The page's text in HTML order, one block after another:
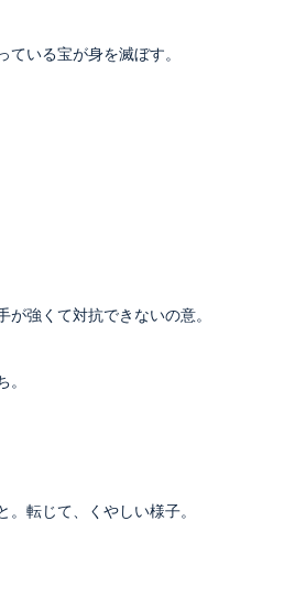
いる宝が身を滅ぼす。
強くて対抗できないの意。
転じて、くやしい様子。